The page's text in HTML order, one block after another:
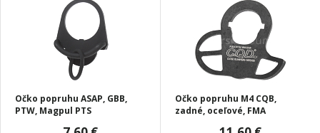
Očko popruhu ASAP, GBB,
PTW, Magpul PTS
Očko popruhu M4 CQB,
zadné, oceľové, FMA